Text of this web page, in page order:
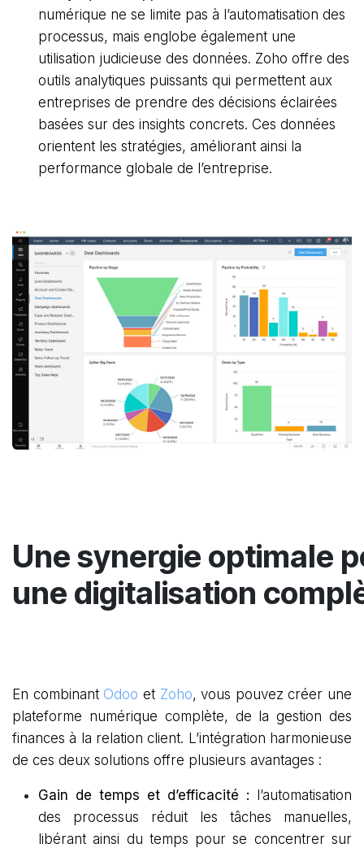
numérique ne se limite pas à l’automatisation des
processus, mais englobe également une
utilisation judicieuse des données. Zoho offre des
outils analytiques puissants qui permettent aux
entreprises de prendre des décisions éclairées
basées sur des insights concrets. Ces données
orientent les stratégies, améliorant ainsi la
performance globale de l’entreprise.
Une synergie optimale
une digitalisation
En combinant Odoo et Zoho, vous pouvez créer une
plateforme numérique complète, de la gestion des
finances à la relation client. L’intégration harmonieuse
de ces deux solutions offre plusieurs avantages :
Gain de temps et d’efficacité : l’automatisation
des processus réduit les tâches manuelles,
libérant ainsi du temps pour se concentrer sur